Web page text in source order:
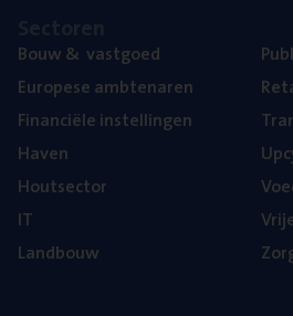
Bouw& vastgoed
Euro­pe­se ambtenaren
Finan­ci­ë­le instellingen
Haven
Hout­sec­tor
IT
Land­bouw